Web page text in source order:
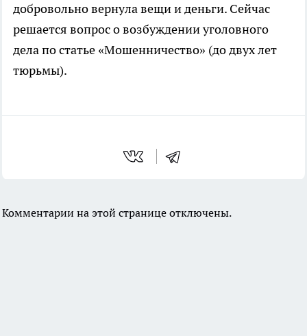
добровольно вернула вещи и деньги. Сейчас
решается вопрос о возбуждении уголовного
дела по статье «Мошенничество» (до двух лет
тюрьмы).
Комментарии на этой странице отключены.